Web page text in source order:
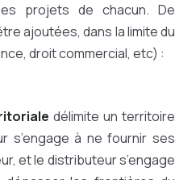
projets de chacun. De
ajoutées, dans la limite du
droit commercial, etc) :
délimite un territoire
s’engage à ne fournir ses
et le distributeur s’engage